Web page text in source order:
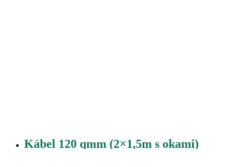
Kábel 120 qmm (2×1,5m s okami)